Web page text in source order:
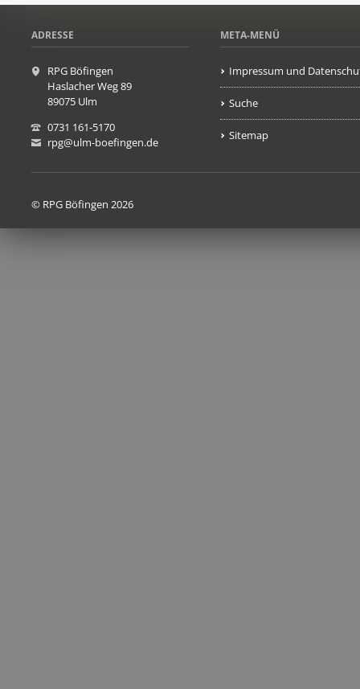
ADRESSE
RPG Böfingen
Haslacher Weg 89
89075 Ulm
0731 161-5170
rpg@ulm-boefingen.de
META-MENÜ
Impressum und
Suche
Sitemap
© RPG Böfingen 2026